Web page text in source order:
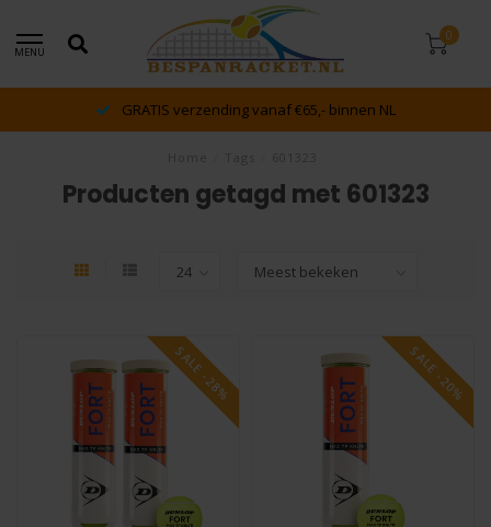
MENU
0
GRATIS verzending vanaf €65,- binnen NL
Producten getagd met 601323
SALE -28% SALE -20%